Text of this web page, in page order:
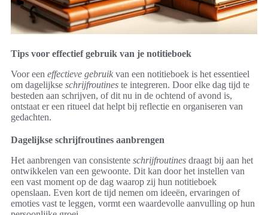
Tips voor effectief gebruik van je notitieboek
Voor een effectieve gebruik van een notitieboek is het essentieel
om dagelijkse schrijfroutines te integreren. Door elke dag tijd te
besteden aan schrijven, of dit nu in de ochtend of avond is,
ontstaat er een ritueel dat helpt bij reflectie en organiseren van
gedachten.
Dagelijkse schrijfroutines aanbrengen
Het aanbrengen van consistente schrijfroutines draagt bij aan het
ontwikkelen van een gewoonte. Dit kan door het instellen van
een vast moment op de dag waarop zij hun notitieboek
openslaan. Even kort de tijd nemen om ideeën, ervaringen of
emoties vast te leggen, vormt een waardevolle aanvulling op hun